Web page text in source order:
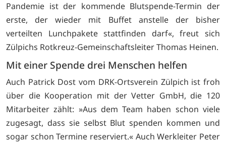
Pandemie ist der kommende Blutspende-Termin der
erste, der wieder mit Buffet anstelle der bisher
verteilten Lunchpakete stattfinden darf«, freut sich
Zülpichs Rotkreuz-Gemeinschaftsleiter Thomas Heinen.
Mit einer Spende drei Menschen helfen
Auch Patrick Dost vom DRK-Ortsverein Zülpich ist froh
über die Kooperation mit der Vetter GmbH, die 120
Mitarbeiter zählt: »Aus dem Team haben schon viele
zugesagt, dass sie selbst Blut spenden kommen und
sogar schon Termine reserviert.« Auch Werkleiter Peter